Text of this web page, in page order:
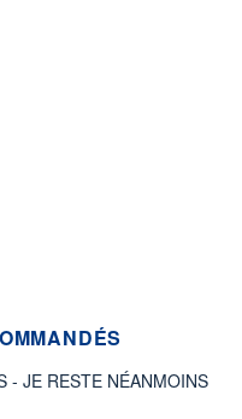
- JE RESTE NÉANMOINS